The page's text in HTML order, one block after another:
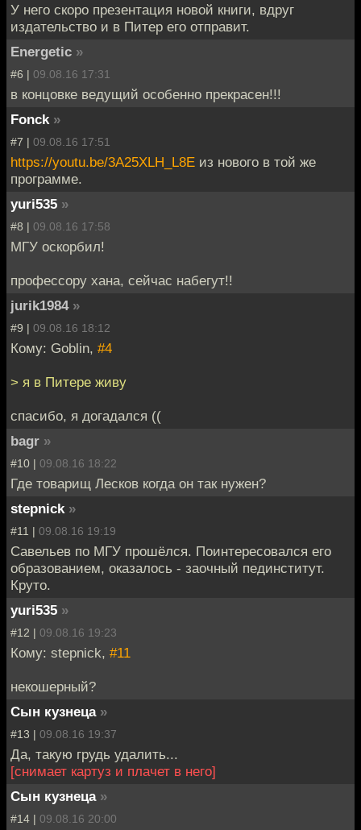
У него скоро презентация новой книги, вдруг
издательство и в Питер его отправит.
Energetic »
#6 | 09.08.16 17:31
в концовке ведущий особенно прекрасен!!!
Fonck »
#7 | 09.08.16 17:51
https://youtu.be/3A25XLH_L8E из нового в той же
программе.
yuri535 »
#8 | 09.08.16 17:58
МГУ оскорбил!
профессору хана, сейчас набегут!!
jurik1984 »
#9 | 09.08.16 18:12
Кому: Goblin, #4
> я в Питере живу
спасибо, я догадался ((
bagr »
#10 | 09.08.16 18:22
Где товарищ Лесков когда он так нужен?
stepnick »
#11 | 09.08.16 19:19
Савельев по МГУ прошёлся. Поинтересовался его
образованием, оказалось - заочный пединститут.
Круто.
yuri535 »
#12 | 09.08.16 19:23
Кому: stepnick, #11
некошерный?
Сын кузнеца »
#13 | 09.08.16 19:37
Да, такую грудь удалить...
[снимает картуз и плачет в него]
Сын кузнеца »
#14 | 09.08.16 20:00